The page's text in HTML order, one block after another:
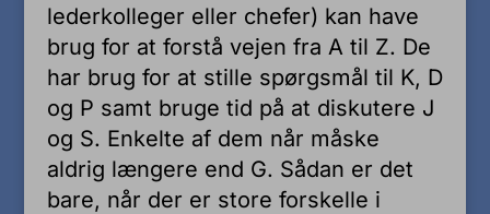
lederkolleger eller chefer) kan have
brug for at forstå vejen fra A til Z. De
har brug for at stille spørgsmål til K, D
og P samt bruge tid på at diskutere J
og S. Enkelte af dem når måske
aldrig længere end G. Sådan er det
bare, når der er store forskelle i